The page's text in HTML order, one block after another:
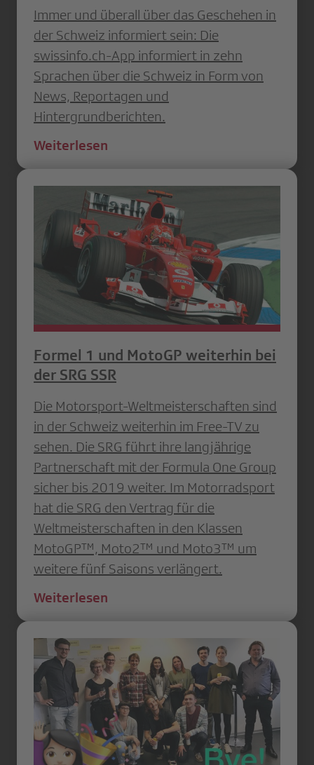
Immer und überall über das Geschehen in
der Schweiz informiert sein: Die
swissinfo.ch-App informiert in zehn
Sprachen über die Schweiz in Form von
News, Reportagen und
Hintergrundberichten.
Weiterlesen
Formel 1 und MotoGP weiterhin bei
der SRG SSR
Die Motorsport-Weltmeisterschaften sind
in der Schweiz weiterhin im Free-TV zu
sehen. Die SRG führt ihre langjährige
Partnerschaft mit der Formula One Group
sicher bis 2019 weiter. Im Motorradsport
hat die SRG den Vertrag für die
Weltmeisterschaften in den Klassen
MotoGP™, Moto2™ und Moto3™ um
weitere fünf Saisons verlängert.
Weiterlesen